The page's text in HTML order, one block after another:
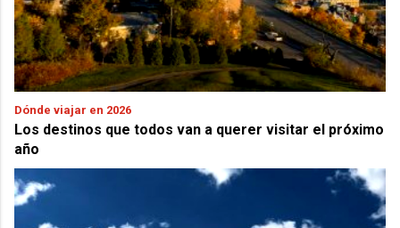
Dónde viajar en 2026
Los destinos que todos van a querer visitar el próximo
año